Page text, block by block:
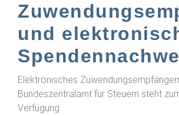
und
Elektronisches
Bundeszentralamt für Steuern steht
Verfügung